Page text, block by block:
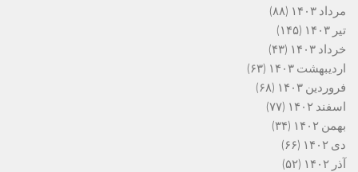
مرداد ۱۴۰۳
(۸۸)
تیر ۱۴۰۳
(۱۴۵)
خرداد ۱۴۰۳
(۴۳)
اردیبهشت ۱۴۰۳
(۶۳)
فروردین ۱۴۰۳
(۶۸)
اسفند ۱۴۰۲
(۷۷)
بهمن ۱۴۰۲
(۳۴)
دی ۱۴۰۲
(۶۶)
آذر ۱۴۰۲
(۵۲)